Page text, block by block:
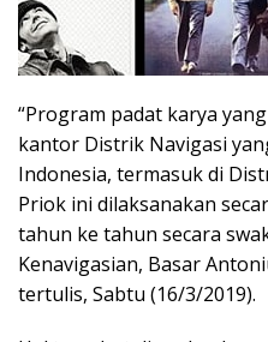
“Program padat karya
kantor Distrik Navigasi
Indonesia, termasuk di
Priok ini dilaksanakan
tahun ke tahun secara
Kenavigasian, Basar
tertulis, Sabtu (16/3/2019).